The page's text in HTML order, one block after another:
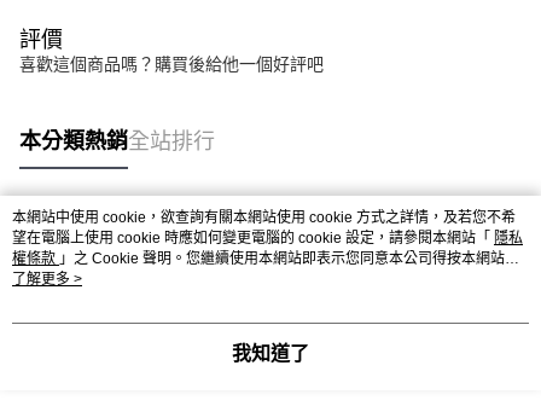
評價
喜歡這個商品嗎？購買後給他一個好評吧
本分類熱銷全站排行
熱門標籤
本網站中使用 cookie，欲查詢有關本網站使用 cookie 方式之詳情，及若您不希
望在電腦上使用 cookie 時應如何變更電腦的 cookie 設定，請參閱本網站「 隱私
權條款 」之 Cookie 聲明。您繼續使用本網站即表示您同意本公司得按本網站使
用條款之 Cookie 聲明使用 cookie。
了解更多 >
我知道了